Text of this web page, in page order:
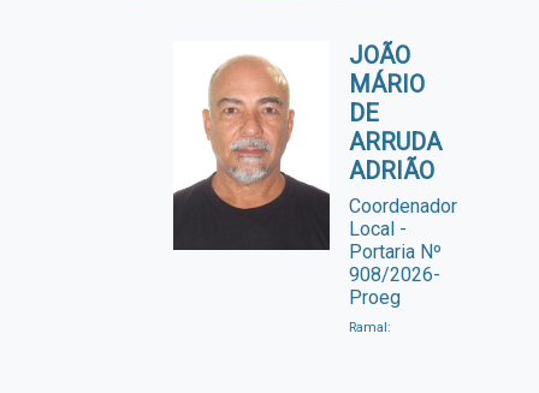
JOÃO
MÁRIO
DE
ARRUDA
ADRIÃO
Coordenador
Local -
Portaria Nº
908/2026-
Proeg
Ramal: